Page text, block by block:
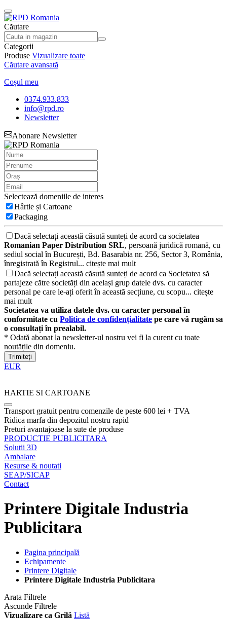
Căutare
Categorii
Produse Vizualizare toate
Căutare avansată
Coșul meu
0374.933.833
info@rpd.ro
Newsletter
Abonare Newsletter
Selectează domeniile de interes
Hârtie și Cartoane
Packaging
Dacă selectați această căsută sunteți de acord ca societatea
Romanian Paper Distribution SRL, persoană juridică romană, cu
sediul social în București, Bd. Basarabia nr. 256, Sector 3, România,
înregistrată în Registrul... citește mai mult
Dacă selectați această căsută sunteți de acord ca Societatea să
partajeze către societăți din același grup datele dvs. cu caracter
personal pe care le-ați oferit în această secțiune, cu scopu... citește
mai mult
Societatea va utiliza datele dvs. cu caracter personal în
conformitate cu Politica de confidențialitate pe care vă rugăm sa
o consultați în prealabil.
* Odată abonat la newsletter-ul nostru vei fi la curent cu toate
noutățile din domeniu.
Trimiteți
EUR
HARTIE SI CARTOANE
Transport gratuit pentru comenzile de peste 600 lei + TVA
Ridica marfa din depozitul nostru rapid
Preturi avantajoase la sute de produse
PRODUCTIE PUBLICITARA
Solutii 3D
Ambalare
Resurse & noutati
SEAP/SICAP
Contact
Printere Digitale Industria
Publicitara
Pagina principală
Echipamente
Printere Digitale
Printere Digitale Industria Publicitara
Arata Filtrele
Ascunde Filtrele
Vizualizare ca Grilă Listă